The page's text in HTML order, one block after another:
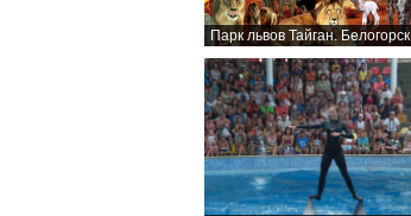
Парк львов Тайган. Белогорск